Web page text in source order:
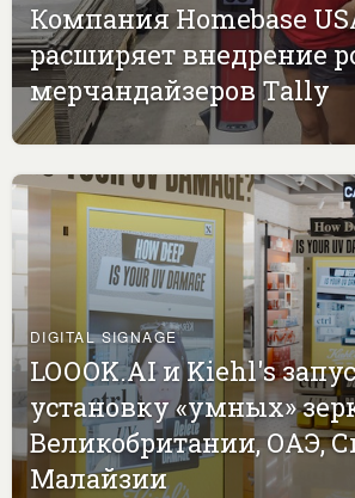
Компания Homebase
расширяет внедрение
мерчандайзеров Tally
DIGITAL SIGNAGE
LOOOK.AI и Kiehl's
установку «умных»
Великобритании, ОАЭ,
Малайзии